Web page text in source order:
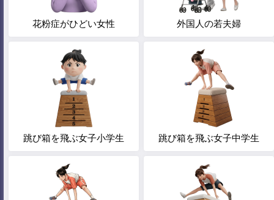
花粉症がひどい女性 外国人の若夫婦
跳び箱を飛ぶ女子小学生 跳び箱を飛ぶ女子中学生